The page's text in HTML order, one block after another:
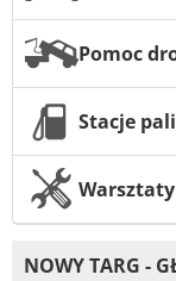
Pomoc
Stacje
NOWY TARG -